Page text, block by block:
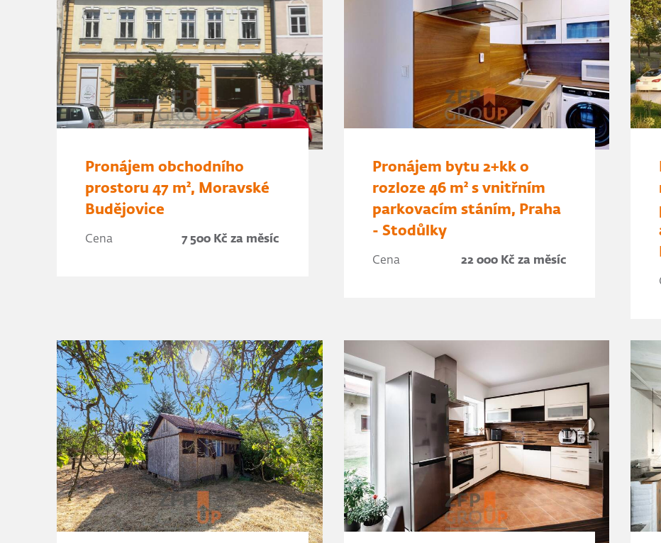
Pronájem obchodního
prostoru 47 m², Moravské
Budějovice
Cena 7 500 Kč za měsíc
Pronájem bytu 2+kk o
rozloze 46 m² s vnitřním
parkovacím stáním, Praha
- Stodůlky
Cena 22 000 Kč za měsíc